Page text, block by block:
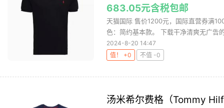
683.05元含税包邮
天猫国际 售价1200元，国际直营券满
色：简约基本款。 下载干净清爽无广告
2024-8-20 14:47
值！ +0
不值 -0
汤米希尔费格（Tommy